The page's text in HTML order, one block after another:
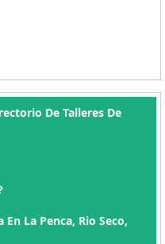
De Talleres De
La Penca, Rio Seco,